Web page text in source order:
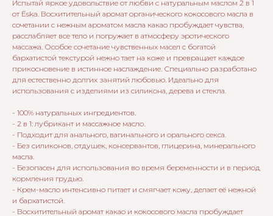
Испытай яркое удовольствие от любви с натуральным маслом 2 в 1
от Ёska. Восхитительный аромат органического кокосового масла в
сочетании с нежным ароматом масла какао пробуждает чувства,
расслабляет все тело и погружает в атмосферу эротического
массажа. Особое сочетание чувственных масел с богатой
бархатистой текстурой нежно тает на коже и превращает каждое
прикосновение в истинное наслаждение. Специально разработано
для естественно долгих занятий любовью. Идеально для
использования с изделиями из силикона, дерева и стекла.
- 100% натуральных ингредиентов.
- 2 в 1: лубрикант и массажное масло.
- Подходит для анального, вагинального и орального секса.
- Без силиконов, отдушек, консервантов, глицерина, минерального
масла.
- Безопасен для использования во время беременности и в период
кормления грудью.
- Крем-масло интенсивно питает и смягчает кожу, делает её нежной
и бархатистой.
- Восхитительный аромат какао и кокосового масла пробуждает